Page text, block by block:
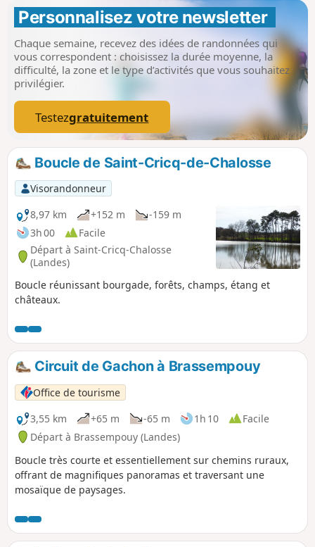
Personnalisez votre newsletter
Chaque semaine, recevez des idées de randonnées qui
vous correspondent : choisissez la durée moyenne, la
difficulté, la zone et le type d’activités que vous souhaitez
privilégier.
Testezgratuitement
Boucle de Saint-Cricq-de-Chalosse
Visorandonneur
8,97 km
+152 m
-159 m
3h 00
Facile
Départ à Saint-Cricq-Chalosse
(Landes)
Boucle réunissant bourgade, forêts, champs, étang et
châteaux.
Circuit de Gachon à Brassempouy
Office de tourisme
3,55 km
+65 m -65 m 1h 10
Facile
Départ à Brassempouy (Landes)
Boucle très courte et essentiellement sur chemins ruraux,
offrant de magnifiques panoramas et traversant une
mosaïque de paysages.